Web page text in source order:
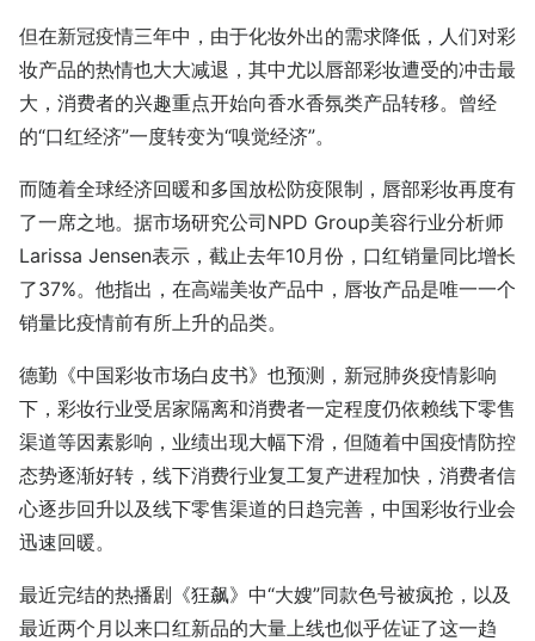
但在新冠疫情三年中，由于化妆外出的需求降低，人们对彩
妆产品的热情也大大减退，其中尤以唇部彩妆遭受的冲击最
大，消费者的兴趣重点开始向香水香氛类产品转移。曾经
的“口红经济”一度转变为“嗅觉经济”。
而随着全球经济回暖和多国放松防疫限制，唇部彩妆再度有
了一席之地。据市场研究公司NPD Group美容行业分析师
Larissa Jensen表示，截止去年10月份，口红销量同比增长
了37%。他指出，在高端美妆产品中，唇妆产品是唯一一个
销量比疫情前有所上升的品类。
德勤《中国彩妆市场白皮书》也预测，新冠肺炎疫情影响
下，彩妆行业受居家隔离和消费者一定程度仍依赖线下零售
渠道等因素影响，业绩出现大幅下滑，但随着中国疫情防控
态势逐渐好转，线下消费行业复工复产进程加快，消费者信
心逐步回升以及线下零售渠道的日趋完善，中国彩妆行业会
迅速回暖。
最近完结的热播剧《狂飙》中“大嫂”同款色号被疯抢，以及
最近两个月以来口红新品的大量上线也似乎佐证了这一趋